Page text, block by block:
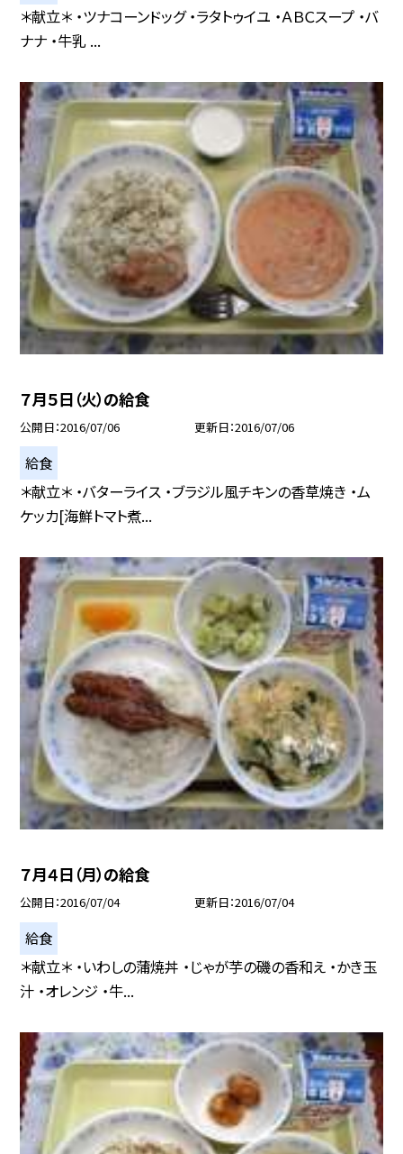
＊献立＊ ・ツナコーンドッグ ・ラタトゥイユ ・ＡＢＣスープ ・バ
ナナ ・牛乳 ...
７月５日（火）の給食
公開日 2016/07/06 更新日 2016/07/06
給食
＊献立＊ ・バターライス ・ブラジル風チキンの香草焼き ・ム
ケッカ[海鮮トマト煮...
７月４日（月）の給食
公開日 2016/07/04 更新日 2016/07/04
給食
＊献立＊ ・いわしの蒲焼丼 ・じゃが芋の磯の香和え ・かき玉
汁 ・オレンジ ・牛...